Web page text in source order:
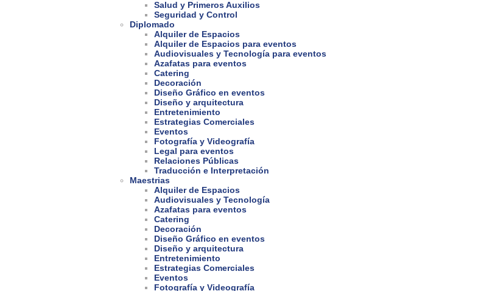
Salud y Primeros Auxilios
Seguridad y Control
Diplomado
Alquiler de Espacios
Alquiler de Espacios para eventos
Audiovisuales y Tecnología para eventos
Azafatas para eventos
Catering
Decoración
Diseño Gráfico en eventos
Diseño y arquitectura
Entretenimiento
Estrategias Comerciales
Eventos
Fotografía y Videografía
Legal para eventos
Relaciones Públicas
Traducción e Interpretación
Maestrias
Alquiler de Espacios
Audiovisuales y Tecnología
Azafatas para eventos
Catering
Decoración
Diseño Gráfico en eventos
Diseño y arquitectura
Entretenimiento
Estrategias Comerciales
Eventos
Fotografía y Videografía